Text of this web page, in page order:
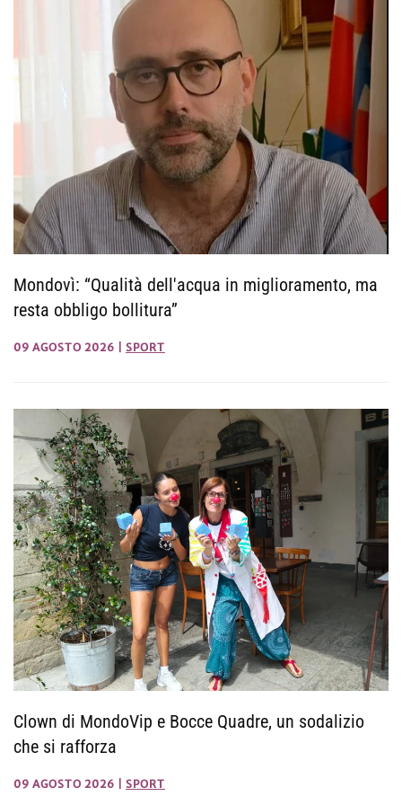
Mondovì: “Qualità dell'acqua in miglioramento, ma
resta obbligo bollitura”
09 AGOSTO 2026 SPORT
Clown di MondoVip e Bocce Quadre, un sodalizio
che si rafforza
09 AGOSTO 2026 SPORT